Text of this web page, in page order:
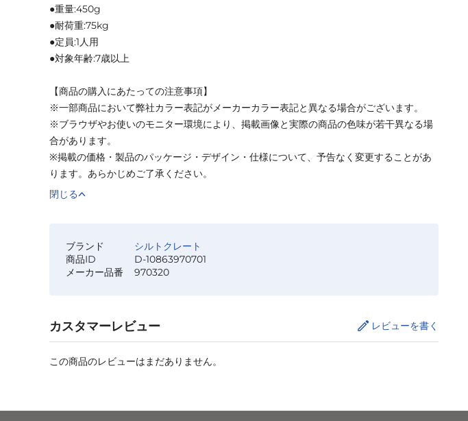
●重量:450g
●耐荷重:75kg
●定員:1人用
●対象年齢:7歳以上
【商品の購入にあたっての注意事項】
※一部商品において弊社カラー表記がメーカーカラー表記と異なる場合がございます。
※ブラウザやお使いのモニター環境により、掲載画像と実際の商品の色味が若干異なる場
合があります。
※掲載の価格・製品のパッケージ・デザイン・仕様について、予告なく変更することがあ
ります。あらかじめご了承ください。
閉じる
ブランド
シルトクレート
商品ID
D-10863970701
メーカー品番
970320
カスタマーレビュー レビューを書く
この商品のレビューはまだありません。